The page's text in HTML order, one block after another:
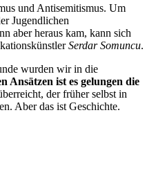
und Antisemitismus. Um
Jugendlichen
aber heraus kam, kann sich
Serdar Somuncu.
wurden wir in die
Ansätzen ist es gelungen die
der früher selbst in
Aber das ist Geschichte.